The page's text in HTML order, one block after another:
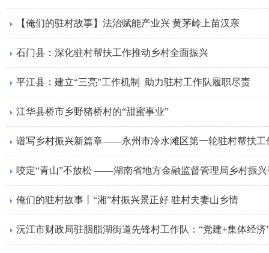
【俺们的驻村故事】法治赋能产业兴 黄茅岭上苗汉亲
石门县：深化驻村帮扶工作推动乡村全面振兴
平江县：建立“三亮”工作机制 助力驻村工作队履职尽责
江华县桥市乡野猪桥村的“甜蜜事业”
谱写乡村振兴新篇章——永州市冷水滩区第一轮驻村帮扶工
咬定“青山”不放松 ——湖南省地方金融监督管理局乡村振
俺们的驻村故事丨“湘”村振兴景正好 驻村夫妻山乡情
沅江市财政局驻胭脂湖街道先锋村工作队：“党建+集体经济